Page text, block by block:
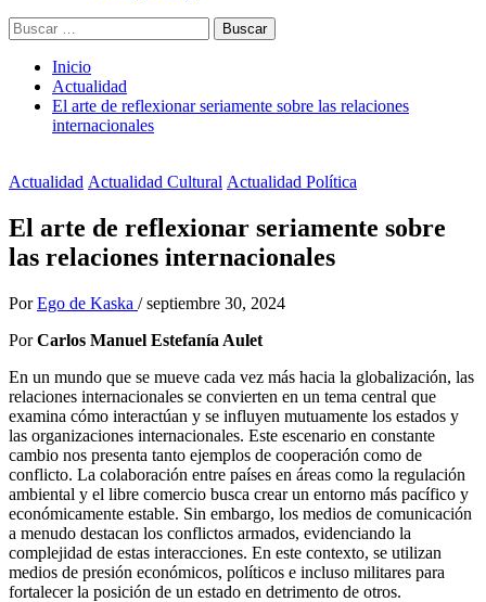
Buscar:
Inicio
Actualidad
El arte de reflexionar seriamente sobre las relaciones
internacionales
Actualidad Actualidad Cultural Actualidad Política
El arte de reflexionar seriamente sobre
las relaciones internacionales
Por Ego de Kaska / septiembre 30, 2024
PorCarlos Manuel Estefanía Aulet
En un mundo que se mueve cada vez más hacia la globalización, las
relaciones internacionales se convierten en un tema central que
examina cómo interactúan y se influyen mutuamente los estados y
las organizaciones internacionales. Este escenario en constante
cambio nos presenta tanto ejemplos de cooperación como de
conflicto. La colaboración entre países en áreas como la regulación
ambiental y el libre comercio busca crear un entorno más pacífico y
económicamente estable. Sin embargo, los medios de comunicación
a menudo destacan los conflictos armados, evidenciando la
complejidad de estas interacciones. En este contexto, se utilizan
medios de presión económicos, políticos e incluso militares para
fortalecer la posición de un estado en detrimento de otros.